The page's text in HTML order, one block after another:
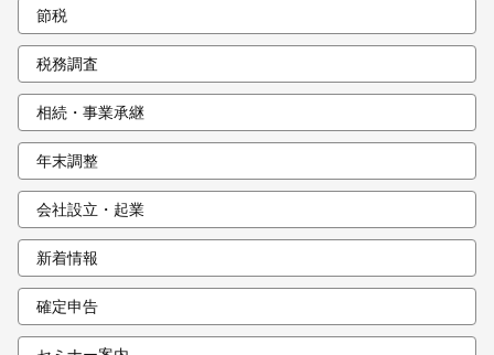
節税
税務調査
相続・事業承継
年末調整
会社設立・起業
新着情報
確定申告